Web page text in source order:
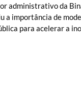
administrativo da
a importância de
para acelerar a